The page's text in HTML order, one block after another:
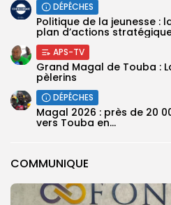
COMMUNIQUE
DÉPÊCHES
Politique de la jeunesse :
plan d’actions
APS-TV
Grand Magal de Touba :
pèlerins
DÉPÊCHES
Magal 2026 : près de 20
vers Touba en...